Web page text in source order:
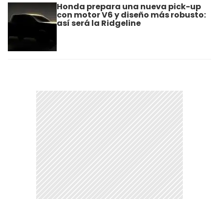
Honda prepara una nueva pick-up
con motor V6 y diseño más robusto:
así será la Ridgeline